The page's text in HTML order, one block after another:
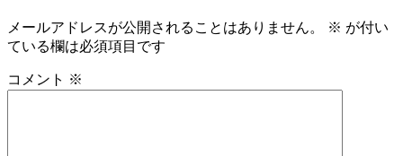
メールアドレスが公開されることはありません。 ※ が付い
ている欄は必須項目です
コメント ※